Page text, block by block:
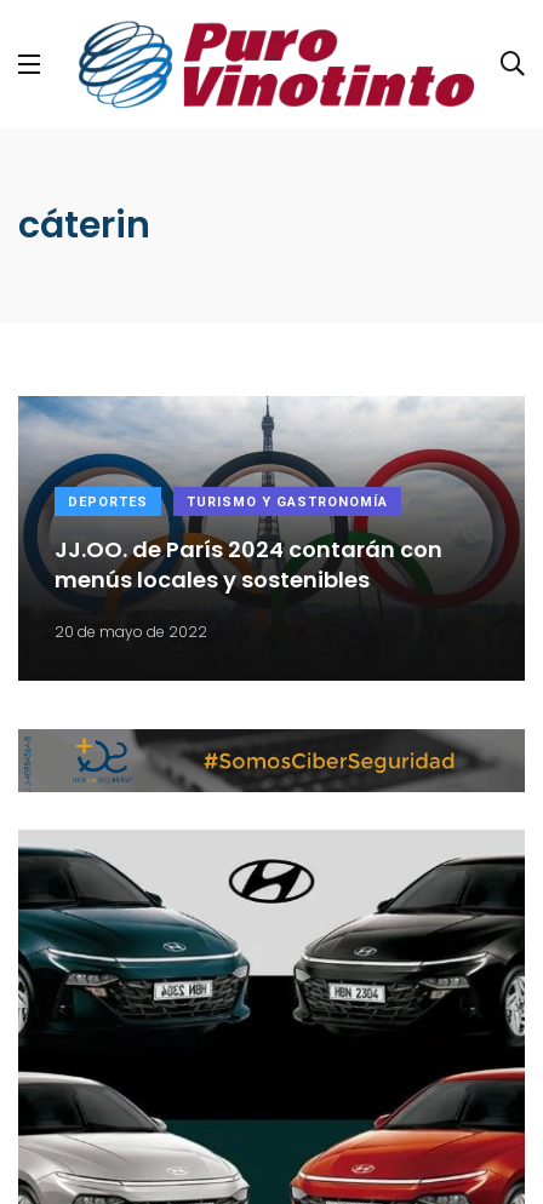
cáterin
DEPORTES TURISMO Y GASTRONOMÍA
JJ.OO. de París 2024 contarán con
menús locales y sostenibles
20 de mayo de 2022